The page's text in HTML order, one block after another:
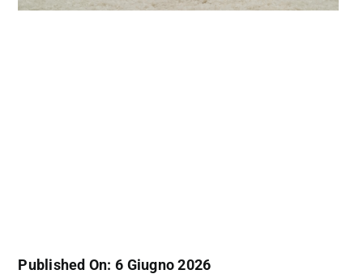
Published On: 6 Giugno 2026